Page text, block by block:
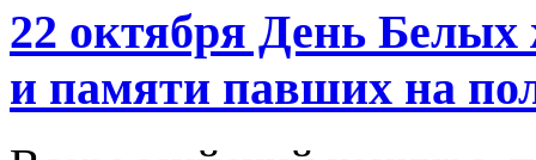
22 октября День Белых
и памяти павших на